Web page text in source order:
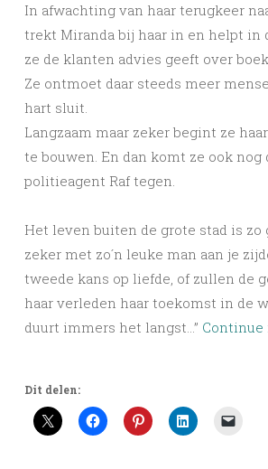
In afwachting van haar terugkeer
trekt Miranda bij haar in en helpt in
ze de klanten advies geeft over
Ze ontmoet daar steeds meer
hart sluit.
Langzaam maar zeker begint ze
te bouwen. En dan komt ze ook nog
politieagent Raf tegen.
Het leven buiten de grote stad is zo
zeker met zo´n leuke man aan je
tweede kans op liefde, of zullen de
haar verleden haar toekomst in de
duurt immers het langst…” Continue
Dit delen: